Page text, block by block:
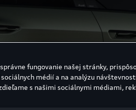
fungovanie našej stránky,
médií a na analýzu
s našimi sociálnymi médiami,